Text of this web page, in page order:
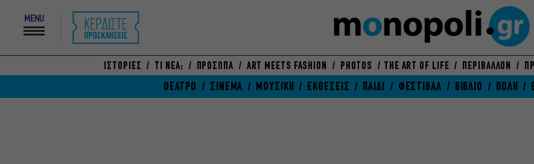
MENU
ΙΣΤΟΡΙΕΣ ΤΙ ΝΕΑ; ΠΡΟΣΩΠΑ ART MEETS FASHION PHOTOS THE ART OF LIFE ΠΕΡΙΒΑΛΛΟΝ
ΘΕΑΤΡΟ ΣΙΝΕΜΑ ΜΟΥΣΙΚΗ ΕΚΘΕΣΕΙΣ ΠΑΙΔΙ ΦΕΣΤΙΒΑΛ ΒΙΒΛΙΟ ΠΟΛΗ